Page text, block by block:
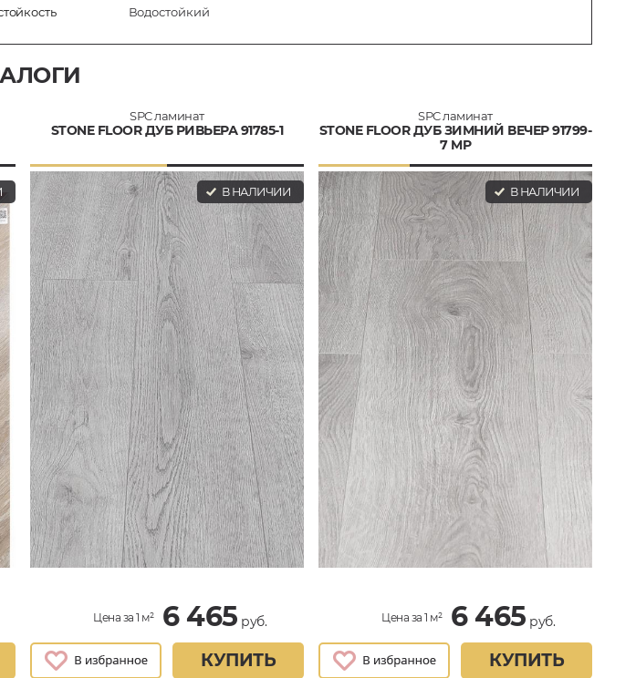
Водостойкий
SPC ламинат
STONE FLOOR ДУБ РИВЬЕРА 91785-1
В НАЛИЧИИ
Цена за 1 м² 6 465 руб.
КУПИТЬ
SPC ламинат
STONE FLOOR ДУБ ЗИМНИЙ ВЕЧЕР 91799-
7 MP
В НАЛИЧИИ
Цена за 1 м² 6 465 руб.
КУПИТЬ